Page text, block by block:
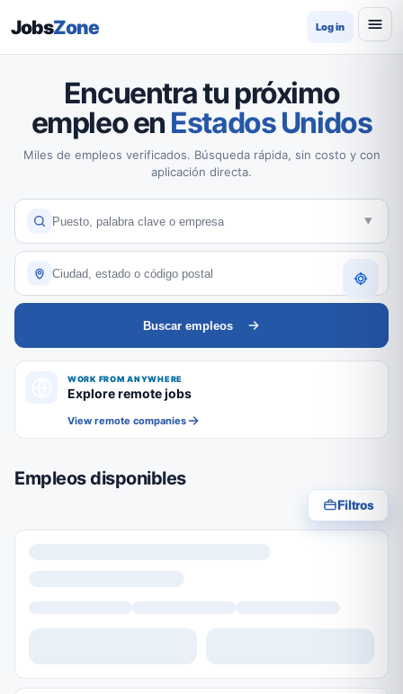
JobsZone Log in
Encuentra tu próximo
empleo en Estados Unidos
Miles de empleos verificados. Búsqueda rápida, sin costo y con
aplicación directa.
Buscar empleos
WORK FROM ANYWHERE
Explore remote jobs
View remote companies
Empleos disponibles
Filtros